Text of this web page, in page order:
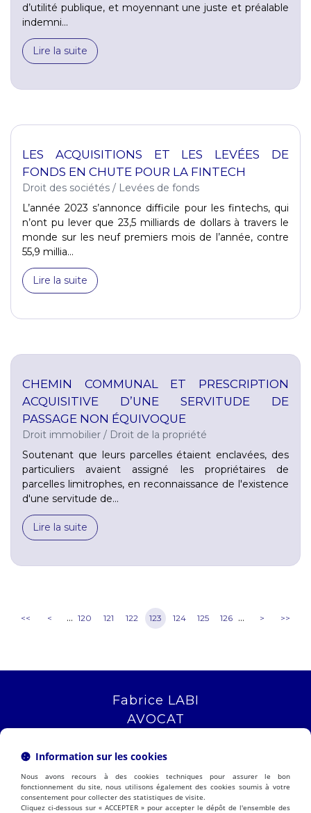
d’utilité publique, et moyennant une juste et préalable
indemni...
Lire la suite
LES ACQUISITIONS ET LES LEVÉES DE
FONDS EN CHUTE POUR LA FINTECH
Droit des sociétés / Levées de fonds
L’année 2023 s’annonce difficile pour les fintechs, qui
n’ont pu lever que 23,5 milliards de dollars à travers le
monde sur les neuf premiers mois de l’année, contre
55,9 millia...
Lire la suite
CHEMIN COMMUNAL ET PRESCRIPTION
ACQUISITIVE D’UNE SERVITUDE DE
PASSAGE NON ÉQUIVOQUE
Droit immobilier / Droit de la propriété
Soutenant que leurs parcelles étaient enclavées, des
particuliers avaient assigné les propriétaires de
parcelles limitrophes, en reconnaissance de l'existence
d'une servitude de...
Lire la suite
<< < ... 120 121 122 123 124 125 126 ... > >>
Fabrice LABI
AVOCAT
13006 MARSEILLE
NOUS LOCALISER
Information sur les cookies
Nous avons recours à des cookies techniques pour assurer le bon
fonctionnement du site, nous utilisons également des cookies soumis à votre
consentement pour collecter des statistiques de visite.
Cliquez ci-dessous sur « ACCEPTER » pour accepter le dépôt de l'ensemble des